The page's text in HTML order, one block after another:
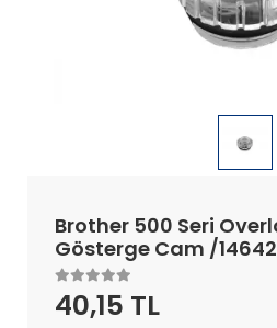
Brother 500 Seri
Gösterge Cam /
40,15 TL